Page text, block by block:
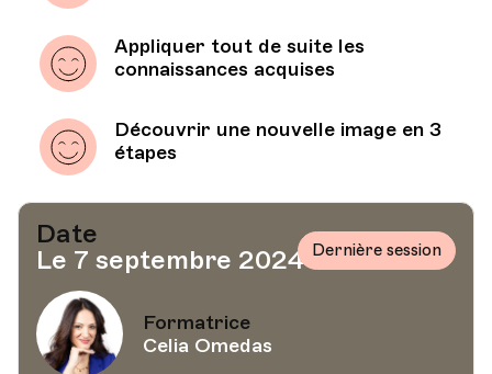
Appliquer tout de suite les
connaissances acquises
Découvrir une nouvelle image en 3
étapes
Date
Le 7 septembre 2024 Dernière session
Formatrice
Celia Omedas